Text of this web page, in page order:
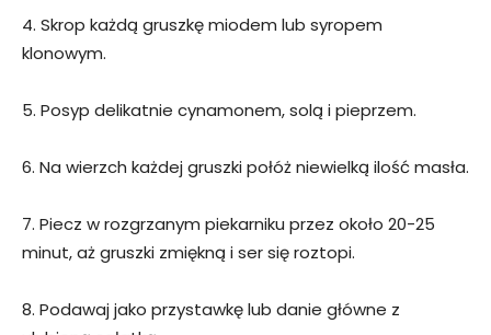
4. Skrop każdą gruszkę miodem lub syropem
klonowym.
5. Posyp delikatnie cynamonem, solą i pieprzem.
6. Na wierzch każdej gruszki połóż niewielką ilość masła.
7. Piecz w rozgrzanym piekarniku przez około 20-25
minut, aż gruszki zmiękną i ser się roztopi.
8. Podawaj jako przystawkę lub danie główne z